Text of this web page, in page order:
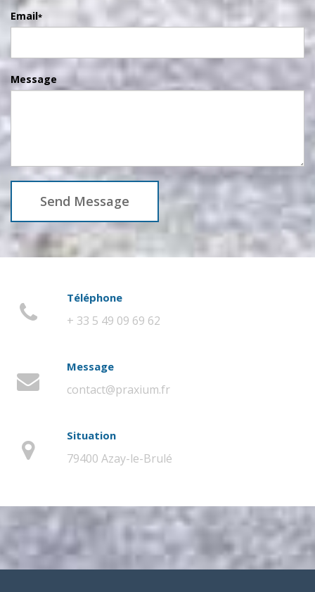
Email*
Message
Send Message
Téléphone
+ 33 5 49 09 69 62
Message
contact@praxium.fr
Situation
79400 Azay-le-Brulé